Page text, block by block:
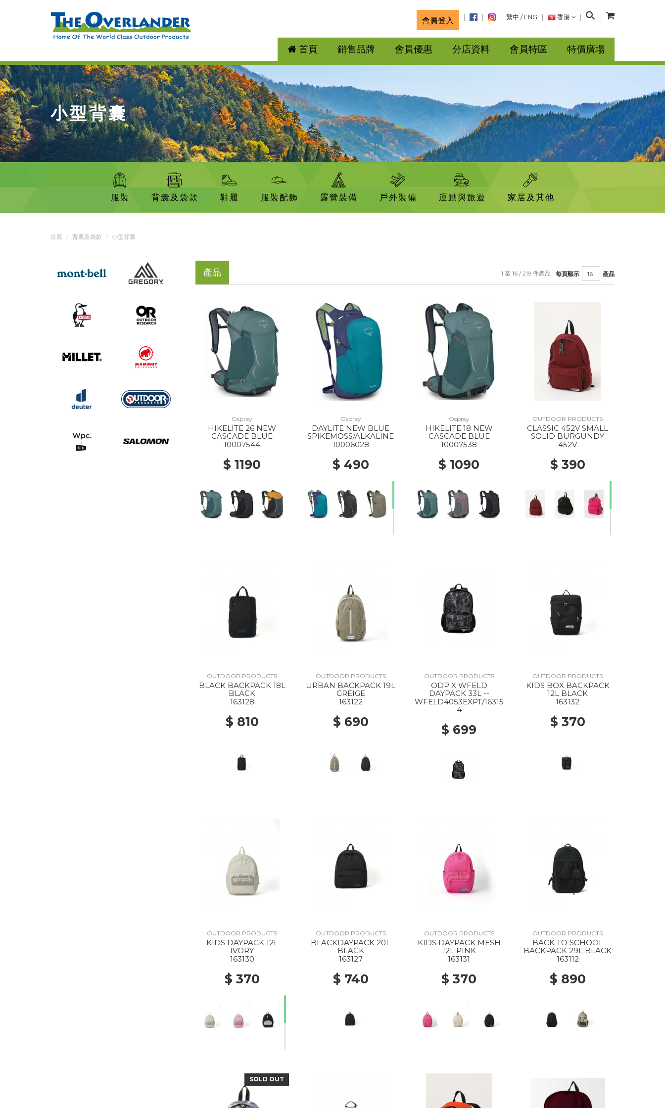
會員登入 繁中 / ENG 香港
搜
首頁 銷售品牌 會員優惠 分店資料 會員特區 特價廣場
小型背囊
服裝 背囊及袋款 鞋履 服裝配飾 露營裝備 戶外裝備 運動與旅遊 家居及其他
首頁 背囊及袋款 小型背囊
產品 每頁顯示 產品
1 至 16 / 219 件產品
Osprey
HIKELITE 26 NEW
CASCADE BLUE
10007544
$ 1190
Osprey
DAYLITE NEW BLUE
SPIKEMOSS/ALKALINE
10006028
$ 490
Osprey
HIKELITE 18 NEW
CASCADE BLUE
10007538
$ 1090
OUTDOOR PRODUCTS
CLASSIC 452V SMALL
SOLID BURGUNDY
452V
$ 390
OUTDOOR PRODUCTS
BLACK BACKPACK 18L
BLACK
163128
$ 810
OUTDOOR PRODUCTS
URBAN BACKPACK 19L
GREIGE
163122
$ 690
OUTDOOR PRODUCTS
ODP X WFELD
DAYPACK 33L --
WFELD4053EXPT/16315
4
$ 699
OUTDOOR PRODUCTS
KIDS BOX BACKPACK
12L BLACK
163132
$ 370
OUTDOOR PRODUCTS
KIDS DAYPACK 12L
IVORY
163130
$ 370
OUTDOOR PRODUCTS
BLACKDAYPACK 20L
BLACK
163127
$ 740
OUTDOOR PRODUCTS
KIDS DAYPACK MESH
12L PINK
163131
$ 370
OUTDOOR PRODUCTS
BACK TO SCHOOL
BACKPACK 29L BLACK
163112
$ 890
SOLD OUT